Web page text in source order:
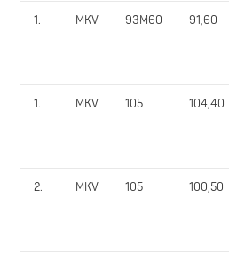
1. MKV 93M60 91,60
1. MKV 105 104,40
2. MKV 105 100,50